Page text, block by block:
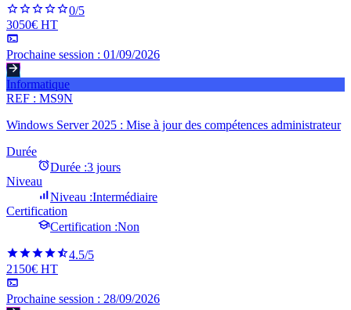
0/5
3050€ HT
Prochaine session : 01/09/2026
Informatique
REF : MS9N
Windows Server 2025 : Mise à jour des compétences administrateur
Durée
Durée :3 jours
Niveau
Niveau :Intermédiaire
Certification
Certification :Non
4.5/5
2150€ HT
Prochaine session : 28/09/2026